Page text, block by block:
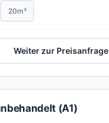
20m³
Weiter zur Preisanfrage
(A1)